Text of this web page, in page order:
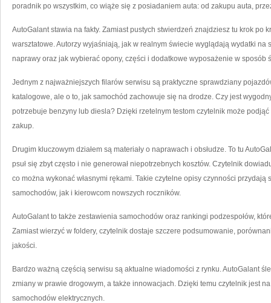
poradnik po wszystkim, co wiąże się z posiadaniem auta: od zakupu auta,
AutoGalant stawia na fakty. Zamiast pustych stwierdzeń znajdziesz tu krok po
warsztatowe. Autorzy wyjaśniają, jak w realnym świecie wyglądają wydatki na
naprawy oraz jak wybierać opony, części i dodatkowe wyposażenie w sposób
Jednym z najważniejszych filarów serwisu są praktyczne sprawdziany
katalogowe, ale o to, jak samochód zachowuje się na drodze. Czy jest
potrzebuje benzyny lub diesla? Dzięki rzetelnym testom czytelnik może
zakup.
Drugim kluczowym działem są materiały o naprawach i obsłudze. To tu
psuł się zbyt często i nie generował niepotrzebnych kosztów. Czytelnik
co można wykonać własnymi rękami. Takie czytelne opisy czynności przydają
samochodów, jak i kierowcom nowszych roczników.
AutoGalant to także zestawienia samochodów oraz rankingi podzespołów,
Zamiast wierzyć w foldery, czytelnik dostaje szczere podsumowanie,
jakości.
Bardzo ważną częścią serwisu są aktualne wiadomości z rynku. AutoGalant
zmiany w prawie drogowym, a także innowacjach. Dzięki temu czytelnik jest
samochodów elektrycznych.